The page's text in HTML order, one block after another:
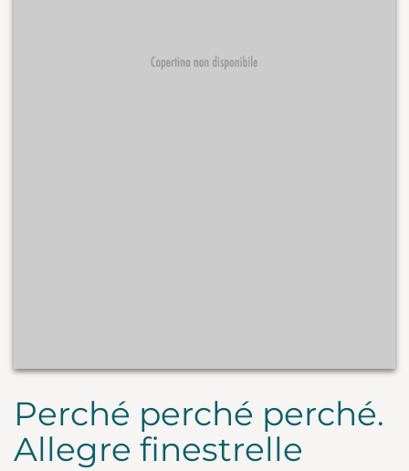
Perché perché perché.
Allegre finestrelle